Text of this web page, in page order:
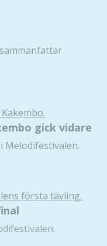
gick vidare
Melodifestivalen.
för
hemsidan
huvud
ska
att vi ska